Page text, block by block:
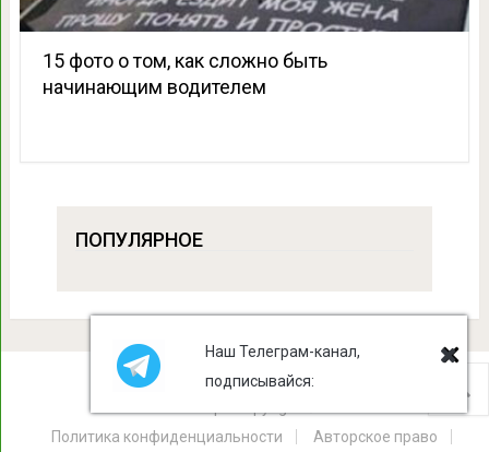
15 фото о том, как сложно быть
начинающим водителем
ПОПУЛЯРНОЕ
Политика конфиденциальности
Авторское право
Наш Телеграм-канал,
подписывайся: